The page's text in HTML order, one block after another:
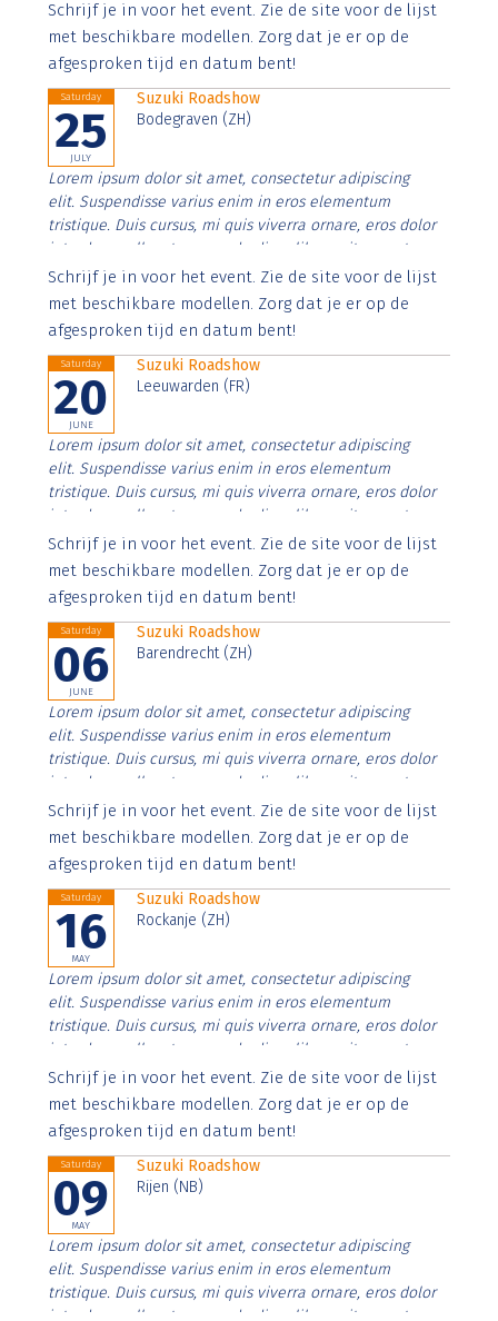
Aenean faucibus nibh et justo cursus id rutrum lorem
imperdiet. Nunc ut sem vitae risus tristique posuere.
Schrijf je in voor het event. Zie de site voor de lijst
met beschikbare modellen. Zorg dat je er op de
afgesproken tijd en datum bent!
Saturday
25
JULY
Suzuki Roadshow
Bodegraven (ZH)
Lorem ipsum dolor sit amet, consectetur adipiscing
elit. Suspendisse varius enim in eros elementum
tristique. Duis cursus, mi quis viverra ornare, eros dolor
interdum nulla, ut commodo diam libero vitae erat.
Aenean faucibus nibh et justo cursus id rutrum lorem
imperdiet. Nunc ut sem vitae risus tristique posuere.
Schrijf je in voor het event. Zie de site voor de lijst
met beschikbare modellen. Zorg dat je er op de
afgesproken tijd en datum bent!
Saturday
20
JUNE
Suzuki Roadshow
Leeuwarden (FR)
Lorem ipsum dolor sit amet, consectetur adipiscing
elit. Suspendisse varius enim in eros elementum
tristique. Duis cursus, mi quis viverra ornare, eros dolor
interdum nulla, ut commodo diam libero vitae erat.
Aenean faucibus nibh et justo cursus id rutrum lorem
imperdiet. Nunc ut sem vitae risus tristique posuere.
Schrijf je in voor het event. Zie de site voor de lijst
met beschikbare modellen. Zorg dat je er op de
afgesproken tijd en datum bent!
Saturday
06
JUNE
Suzuki Roadshow
Barendrecht (ZH)
Lorem ipsum dolor sit amet, consectetur adipiscing
elit. Suspendisse varius enim in eros elementum
tristique. Duis cursus, mi quis viverra ornare, eros dolor
interdum nulla, ut commodo diam libero vitae erat.
Aenean faucibus nibh et justo cursus id rutrum lorem
imperdiet. Nunc ut sem vitae risus tristique posuere.
Schrijf je in voor het event. Zie de site voor de lijst
met beschikbare modellen. Zorg dat je er op de
afgesproken tijd en datum bent!
Saturday
16
MAY
Suzuki Roadshow
Rockanje (ZH)
Lorem ipsum dolor sit amet, consectetur adipiscing
elit. Suspendisse varius enim in eros elementum
tristique. Duis cursus, mi quis viverra ornare, eros dolor
interdum nulla, ut commodo diam libero vitae erat.
Aenean faucibus nibh et justo cursus id rutrum lorem
imperdiet. Nunc ut sem vitae risus tristique posuere.
Schrijf je in voor het event. Zie de site voor de lijst
met beschikbare modellen. Zorg dat je er op de
afgesproken tijd en datum bent!
Saturday
09
MAY
Suzuki Roadshow
Rijen (NB)
Lorem ipsum dolor sit amet, consectetur adipiscing
elit. Suspendisse varius enim in eros elementum
tristique. Duis cursus, mi quis viverra ornare, eros dolor
interdum nulla, ut commodo diam libero vitae erat.